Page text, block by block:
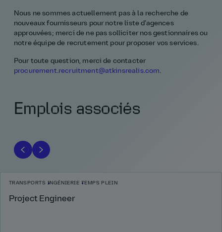
Nous ne sommes actuellement pas à la recherche de
nouveaux fournisseurs pour notre liste d’agences
approuvées; merci de ne pas solliciter nos gestionnaires ou
notre équipe de recrutement pour proposer vos services.
Pour toute question, merci de contacter
procurement.recruitment@atkinsrealis.com.
Emplois associés
TRANSPORTS INGÉNIERIE TEMPS PLEIN
Project Engineer